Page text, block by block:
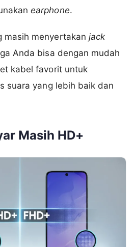
earphone.
masih menyertakan jack
Anda bisa dengan mudah
kabel favorit untuk
suara yang lebih baik dan
Masih HD+